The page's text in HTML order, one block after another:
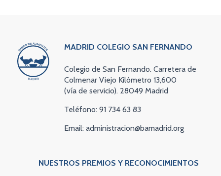
MADRID COLEGIO SAN FERNANDO
Colegio de San Fernando. Carretera de
Colmenar Viejo Kilómetro 13,600
(vía de servicio). 28049 Madrid
Teléfono: 91 734 63 83
Email: administracion@bamadrid.org
NUESTROS PREMIOS Y RECONOCIMIENTOS